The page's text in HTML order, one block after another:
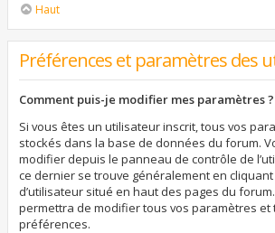
Haut
Préférences et paramètres des
Comment puis-je modifier mes paramètres ?
Si vous êtes un utilisateur inscrit, tous vos
stockés dans la base de données du forum.
modifier depuis le panneau de contrôle de
ce dernier se trouve généralement en
d’utilisateur situé en haut des pages du
permettra de modifier tous vos paramètres et
préférences.